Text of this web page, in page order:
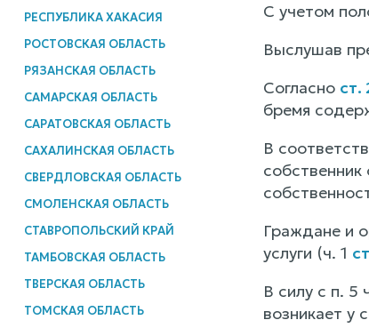
РЕСПУБЛИКА ХАКАСИЯ
РОСТОВСКАЯ ОБЛАСТЬ
РЯЗАНСКАЯ ОБЛАСТЬ
САМАРСКАЯ ОБЛАСТЬ
САРАТОВСКАЯ ОБЛАСТЬ
САХАЛИНСКАЯ ОБЛАСТЬ
СВЕРДЛОВСКАЯ ОБЛАСТЬ
СМОЛЕНСКАЯ ОБЛАСТЬ
СТАВРОПОЛЬСКИЙ КРАЙ
ТАМБОВСКАЯ ОБЛАСТЬ
ТВЕРСКАЯ ОБЛАСТЬ
ТОМСКАЯ ОБЛАСТЬ
С учетом
Выслушав
Согласно ст.
бремя
В
Граждане и
услуги (ч. 1
В силу с п. 5
возникает у